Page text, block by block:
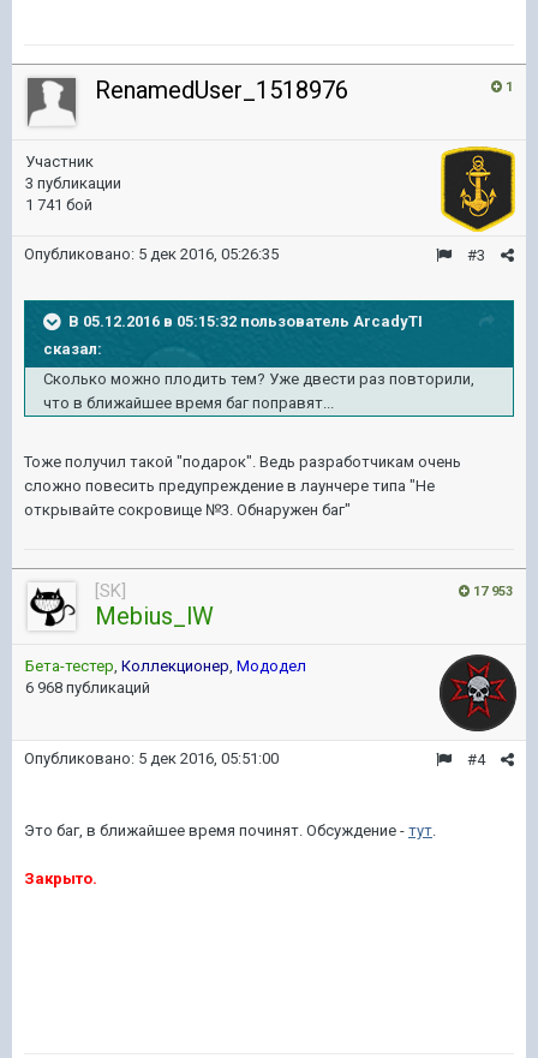
1
RenamedUser_1518976
Участник
3 публикации
1 741 бой
#3
Опубликовано: 5 дек 2016, 05:26:35
В 05.12.2016 в 05:15:32 пользователь ArcadyTI
сказал:
Сколько можно плодить тем? Уже двести раз повторили,
что в ближайшее время баг поправят...
Тоже получил такой "подарок". Ведь разработчикам очень
сложно повесить предупреждение в лаунчере типа "Не
открывайте сокровище №3. Обнаружен баг"
17 953
[SK]
Mebius_lW
Бета-тестер, Коллекционер, Мододел
6 968 публикаций
#4
Опубликовано: 5 дек 2016, 05:51:00
Это баг, в ближайшее время починят. Обсуждение - тут.
Закрыто.